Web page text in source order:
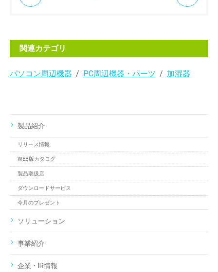
関連カテゴリ
パソコン周辺機器 PC周辺機器・パーツ 加湿器
製品紹介
リリース情報
WEB版カタログ
製品取扱店
ダウンロードサービス
今月のプレゼント
ソリューション
事業紹介
企業・IR情報